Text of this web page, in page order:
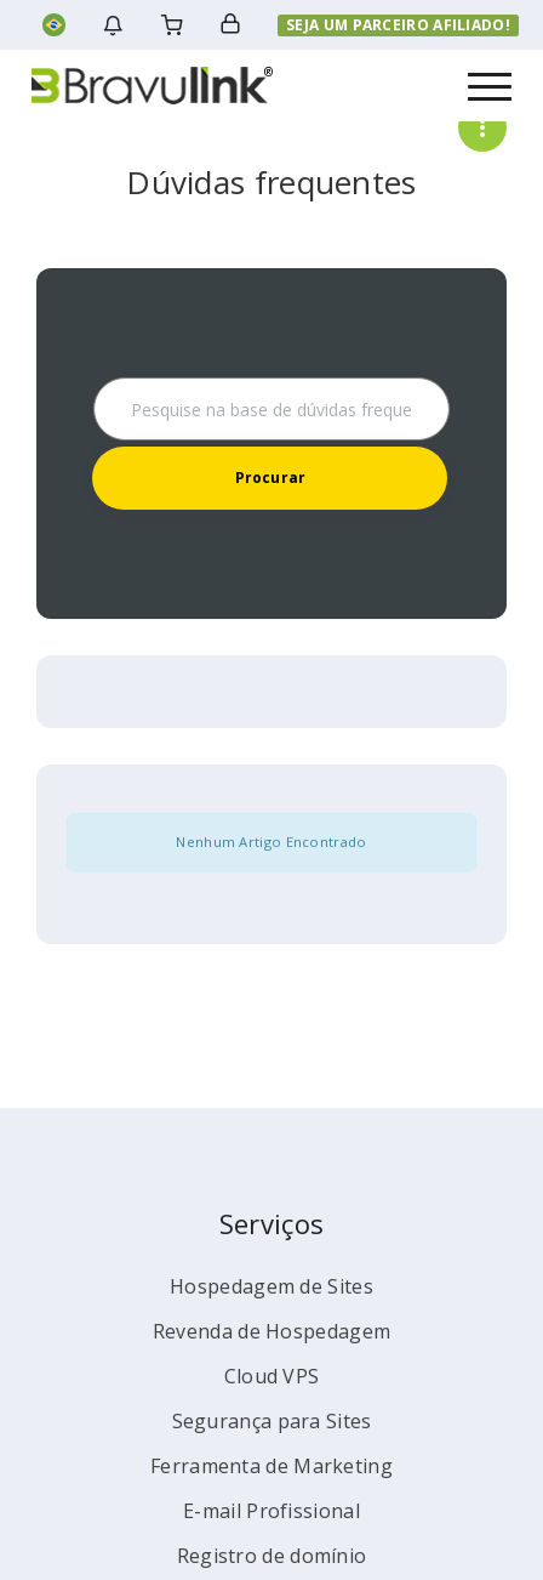
SEJA UM PARCEIRO AFILIADO!
Menu
Dúvidas frequentes
Nenhum Artigo Encontrado
Serviços
Hospedagem de Sites
Revenda de Hospedagem
Cloud VPS
Segurança para Sites
Ferramenta de Marketing
E-mail Profissional
Registro de domínio